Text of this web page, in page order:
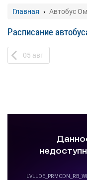
Главная Автобус
Расписание
05 авг